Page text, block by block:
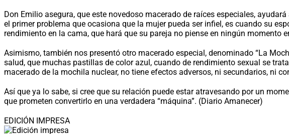
Don Emilio asegura, que este novedoso macerado de raíces especiales,
el primer problema que ocasiona que la mujer pueda ser infiel, es cuando su
rendimiento en la cama, que hará que su pareja no piense en ningún momento
Asimismo, también nos presentó otro macerado especial, denominado “La
salud, que muchas pastillas de color azul, cuando de rendimiento sexual se
macerado de la mochila nuclear, no tiene efectos adversos, ni secundarios, ni
Así que ya lo sabe, si cree que su relación puede estar atravesando por un
que prometen convertirlo en una verdadera “máquina”. (Diario Amanecer)
EDICIÓN IMPRESA